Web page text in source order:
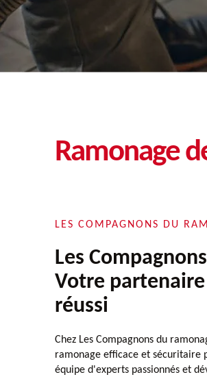
Ramonage
LES COMPAGNONS DU
Les
Votre
réussi
Chez Les Compagnons du
ramonage efficace et sécuritaire
équipe d'experts passionnés et